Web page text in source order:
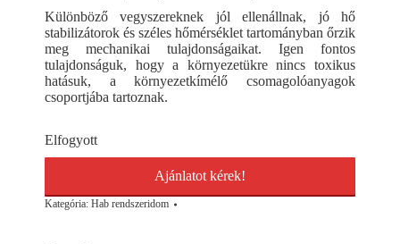
Különböző vegyszereknek jól ellenállnak, jó hő
stabilizátorok és széles hőmérséklet tartományban őrzik
meg mechanikai tulajdonságaikat. Igen fontos
tulajdonságuk, hogy a környezetükre nincs toxikus
hatásuk, a környezetkímélő csomagolóanyagok
csoportjába tartoznak.
Elfogyott
Ajánlatot kérek!
Kategória: Hab rendszeridom